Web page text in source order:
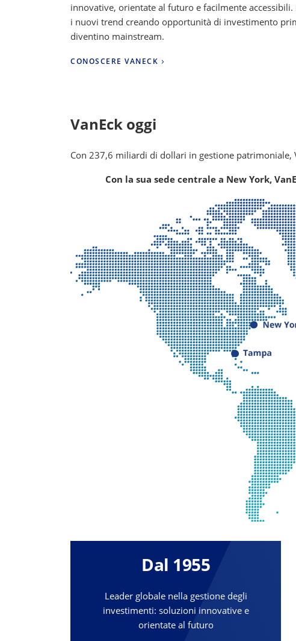
innovative, orientate al futuro e facilmente
i nuovi trend creando opportunità di investimento
diventino mainstream.
CONOSCERE VANECK
VanEck oggi
Con 237,6 miliardi di dollari in gestione patrimoniale,
Con la sua sede centrale a New York,
Dal 1955
Leader globale nella gestione degli
investimenti: soluzioni innovative e
orientate al futuro